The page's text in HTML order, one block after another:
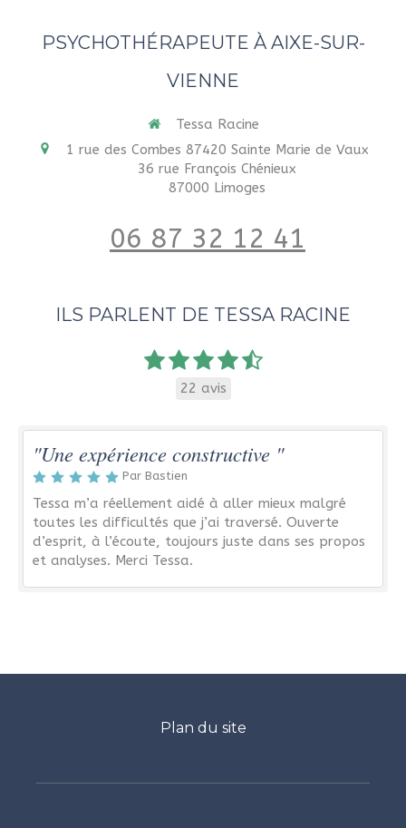
PSYCHOTHÉRAPEUTE À AIXE-SUR-
VIENNE
Tessa Racine
1 rue des Combes 87420 Sainte Marie de Vaux
36 rue François Chénieux
87000 Limoges
06 87 32 12 41
ILS PARLENT DE TESSA RACINE
22 avis
"Une expérience constructive "
Par Bastien
Tessa m’a réellement aidé à aller mieux malgré
toutes les difficultés que j’ai traversé. Ouverte
d’esprit, à l’écoute, toujours juste dans ses propos
et analyses. Merci Tessa.
Plan du site